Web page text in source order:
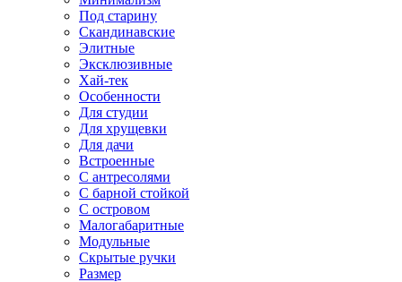
Под старину
Скандинавские
Элитные
Эксклюзивные
Хай-тек
Особенности
Для студии
Для хрущевки
Для дачи
Встроенные
С антресолями
С барной стойкой
С островом
Малогабаритные
Модульные
Скрытые ручки
Размер